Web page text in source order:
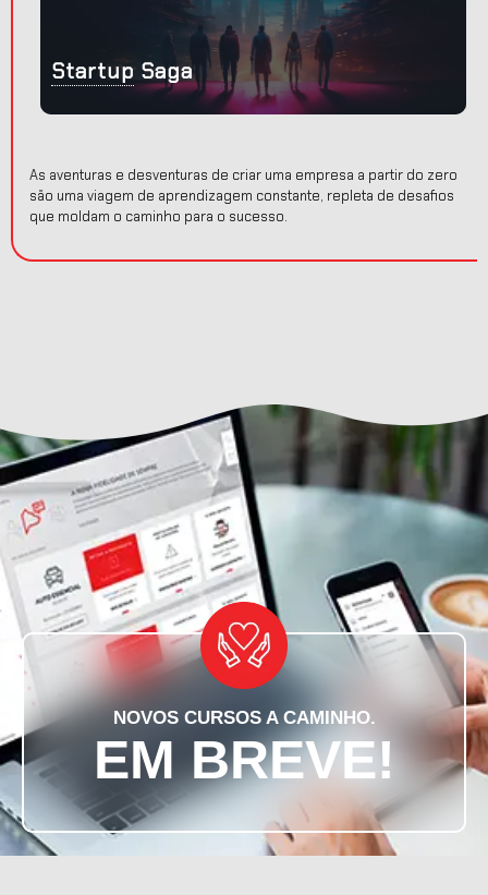
Startup Saga
As aventuras e desventuras de criar uma empresa a partir do zero
são uma viagem de aprendizagem constante, repleta de desafios
que moldam o caminho para o sucesso.
NOVOS CURSOS A CAMINHO.
EM BREVE!